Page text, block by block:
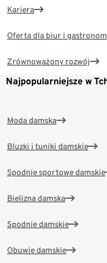
Kariera
Oferta dla biur i
Zrównoważony rozwój
Najpopularniejsze w
Moda damska
Bluzki i tuniki damskie
Spodnie sportowe damskie
Bielizna damska
Spodnie damskie
Obuwie damskie